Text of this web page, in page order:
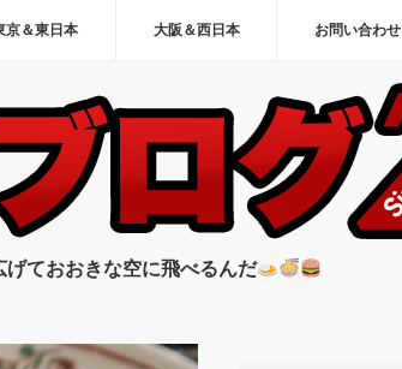
京＆東日本 大阪＆西日本 お問い合わせ
ておおきな空に飛べるんだ